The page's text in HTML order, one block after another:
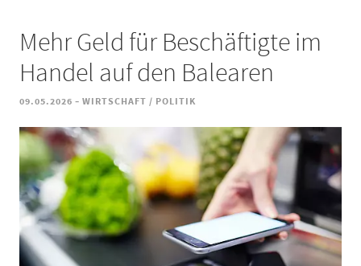
Mehr Geld für Beschäftigte im
Handel auf den Balearen
09.05.2026 - WIRTSCHAFT / POLITIK